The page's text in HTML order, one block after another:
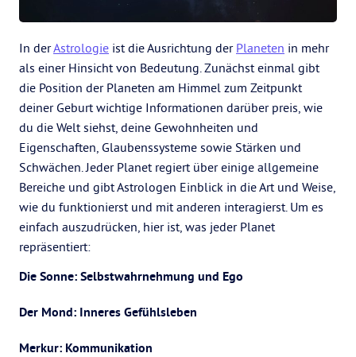
In derAstrologie ist die Ausrichtung der Planeten in mehr
als einer Hinsicht von Bedeutung. Zunächst einmal gibt
die Position der Planeten am Himmel zum Zeitpunkt
deiner Geburt wichtige Informationen darüber preis, wie
du die Welt siehst, deine Gewohnheiten und
Eigenschaften, Glaubenssysteme sowie Stärken und
Schwächen. Jeder Planet regiert über einige allgemeine
Bereiche und gibt Astrologen Einblick in die Art und Weise,
wie du funktionierst und mit anderen interagierst. Um es
einfach auszudrücken, hier ist, was jeder Planet
repräsentiert:
Die Sonne: Selbstwahrnehmung und Ego
Der Mond: Inneres Gefühlsleben
Merkur: Kommunikation